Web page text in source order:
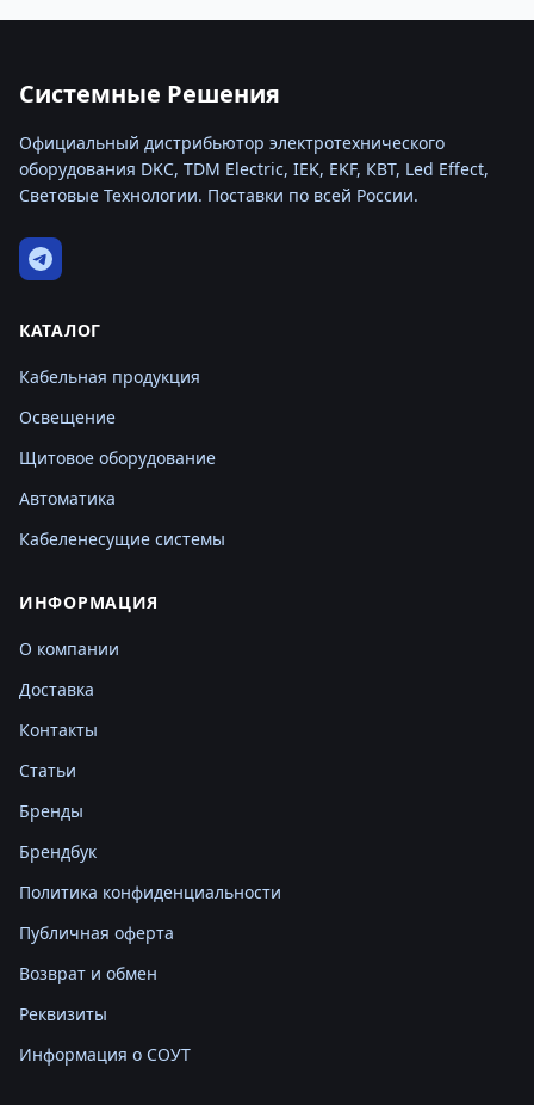
Системные Решения
Официальный дистрибьютор электротехнического
оборудования DKC, TDM Electric, IEK, EKF, КВТ, Led Effect,
Световые Технологии. Поставки по всей России.
КАТАЛОГ
Кабельная продукция
Освещение
Щитовое оборудование
Автоматика
Кабеленесущие системы
ИНФОРМАЦИЯ
О компании
Доставка
Контакты
Статьи
Бренды
Брендбук
Политика конфиденциальности
Публичная оферта
Возврат и обмен
Реквизиты
Информация о СОУТ